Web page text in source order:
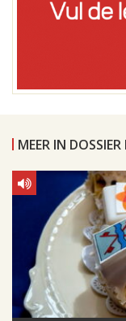
MEER IN